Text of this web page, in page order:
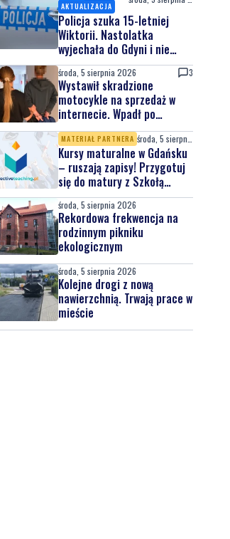
AKTUALIZACJA
Policja szuka 15-letniej
Wiktorii. Nastolatka
wyjechała do Gdyni i nie
wróciła
środa, 5 sierpnia 2026 3
Wystawił skradzione
motocykle na sprzedaż w
internecie. Wpadł po
zgłoszeniu właściciela
MATERIAŁ PARTNERA
Kursy maturalne w Gdańsku
– ruszają zapisy! Przygotuj
się do matury z Szkołą
Effective Teaching!
środa, 5 sierpnia 2026
Rekordowa frekwencja na
rodzinnym pikniku
ekologicznym
środa, 5 sierpnia 2026
Kolejne drogi z nową
nawierzchnią. Trwają prace w
mieście